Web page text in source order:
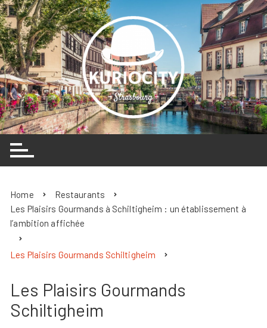
Skip
to
content
Home
Restaurants
Les Plaisirs Gourmands à Schiltigheim : un établissement à
l’ambition affichée
Les Plaisirs Gourmands Schiltigheim
Les Plaisirs Gourmands
Schiltigheim